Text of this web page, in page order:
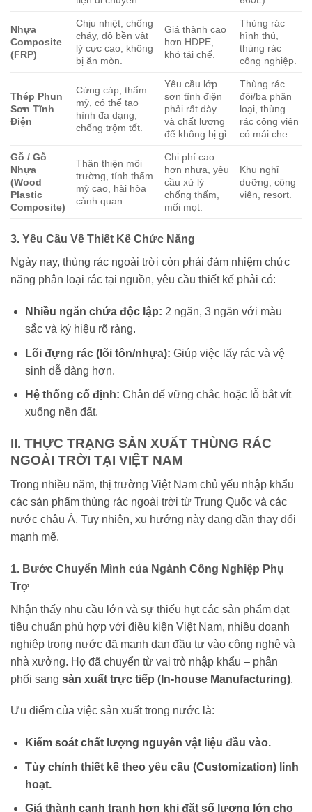
Nhựa
Composite
(FRP)
Chịu nhiệt, chống
cháy, độ bền vật
lý cực cao, không
bị ăn mòn.
Giá thành cao
hơn HDPE,
khó tái chế.
Thùng rác
hình thú,
thùng rác
công nghiệp.
Thép Phun
Sơn Tĩnh
Điện
Cứng cáp, thẩm
mỹ, có thể tạo
hình đa dạng,
chống trộm tốt.
Yêu cầu lớp
sơn tĩnh điện
phải rất dày
và chất lượng
để không bị gỉ.
Thùng rác
đôi/ba phân
loại, thùng
rác công viên
có mái che.
Gỗ / Gỗ
Nhựa
(Wood
Plastic
Composite)
Thân thiện môi
trường, tính thẩm
mỹ cao, hài hòa
cảnh quan.
Chi phí cao
hơn nhựa, yêu
cầu xử lý
chống thấm,
mối mọt.
Khu nghỉ
dưỡng, công
viên, resort.
3. Yêu Cầu Về Thiết Kế Chức Năng
Ngày nay, thùng rác ngoài trời còn phải đảm nhiệm chức
năng phân loại rác tại nguồn, yêu cầu thiết kế phải có:
Nhiều ngăn chứa độc lập: 2 ngăn, 3 ngăn với màu
sắc và ký hiệu rõ ràng.
Lõi đựng rác (lõi tôn/nhựa): Giúp việc lấy rác và vệ
sinh dễ dàng hơn.
Hệ thống cố định: Chân đế vững chắc hoặc lỗ bắt vít
xuống nền đất.
II. THỰC TRẠNG SẢN XUẤT THÙNG RÁC
NGOÀI TRỜI TẠI VIỆT NAM
Trong nhiều năm, thị trường Việt Nam chủ yếu nhập khẩu
các sản phẩm thùng rác ngoài trời từ Trung Quốc và các
nước châu Á. Tuy nhiên, xu hướng này đang dần thay đổi
mạnh mẽ.
1. Bước Chuyển Mình của Ngành Công Nghiệp Phụ
Trợ
Nhận thấy nhu cầu lớn và sự thiếu hụt các sản phẩm đạt
tiêu chuẩn phù hợp với điều kiện Việt Nam, nhiều doanh
nghiệp trong nước đã mạnh dạn đầu tư vào công nghệ và
nhà xưởng. Họ đã chuyển từ vai trò nhập khẩu – phân
phối sang sản xuất trực tiếp (In-house Manufacturing).
Ưu điểm của việc sản xuất trong nước là:
Kiểm soát chất lượng nguyên vật liệu đầu vào.
Tùy chỉnh thiết kế theo yêu cầu (Customization) linh
hoạt.
Giá thành cạnh tranh hơn khi đặt số lượng lớn cho